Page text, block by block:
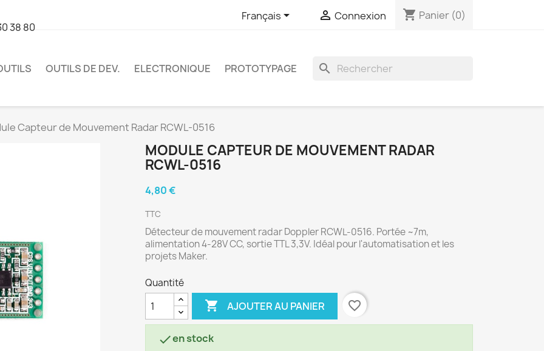
38 80
Français  Connexion shopping_cart Panier (0)
OUTILS DE DEV. ELECTRONIQUE PROTOTYPAGE search
Capteur de Mouvement Radar RCWL-0516
MODULE CAPTEUR DE MOUVEMENT RADAR
RCWL-0516
4,80 €
TTC
Détecteur de mouvement radar Doppler RCWL-0516. Portée ~7m,
alimentation 4-28V CC, sortie TTL 3,3V. Idéal pour l'automatisation et les
projets Maker.
Quantité
 AJOUTER AU PANIER favorite_border
en stock